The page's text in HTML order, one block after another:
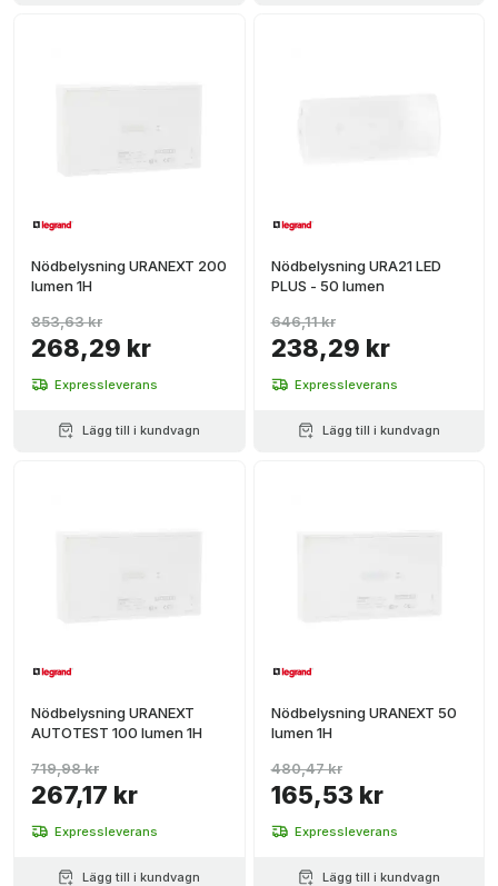
Nödbelysning URANEXT 200
lumen 1H
268,29 kr
853,63 kr
Expressleverans
Lägg till i kundvagn
Nödbelysning URA21 LED
PLUS - 50 lumen
238,29 kr
646,11 kr
Expressleverans
Lägg till i kundvagn
Nödbelysning URANEXT
AUTOTEST 100 lumen 1H
267,17 kr
719,98 kr
Expressleverans
Lägg till i kundvagn
Nödbelysning URANEXT 50
lumen 1H
165,53 kr
480,47 kr
Expressleverans
Lägg till i kundvagn